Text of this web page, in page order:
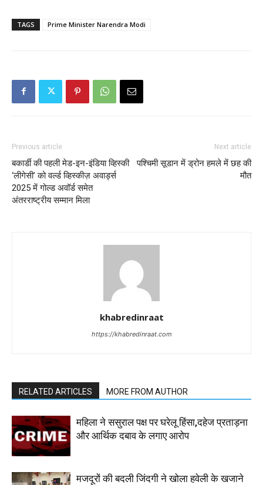
TAGS Prime Minister Narendra Modi
Previous article
बकार्डी की पहली मेड-इन-इंडिया व्हिस्की
‘लीगेसी’ को वर्ल्‍ड व्हिस्कीज़ अवार्ड्स
2025 में गोल्ड अवॉर्ड समेत
अंतरराष्ट्रीय सम्मान मिला
Next article
पश्चिमी सूडान में ड्रोन हमले में छह की
मौत
khabredinraat
https://khabredinraat.com
RELATED ARTICLES MORE FROM AUTHOR
महिला ने ससुराल पक्ष पर घरेलू हिंसा,दहेज प्रताड़ना
और आर्थिक दबाव के लगाए आरोप
मजदूरों की बदली जिंदगी ने खोला हवेली के खजाने